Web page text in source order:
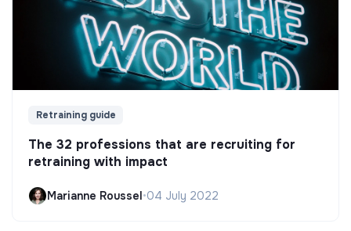
Retraining guide
The 32 professions that are recruiting for
retraining with impact
Marianne Roussel•04 July 2022